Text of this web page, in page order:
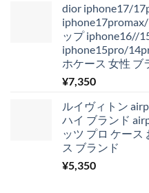
dior iphone17/
ップ iphone16//
iphone15pro/
ホケース 女性 ブ
¥7,350
ルイヴィトン
ハイ ブランド
ッツ プロ ケース
ス ブランド
¥5,350